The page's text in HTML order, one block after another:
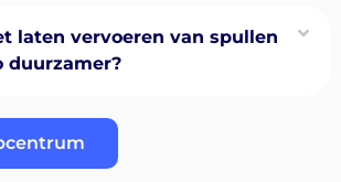
laten vervoeren van spullen
duurzamer?